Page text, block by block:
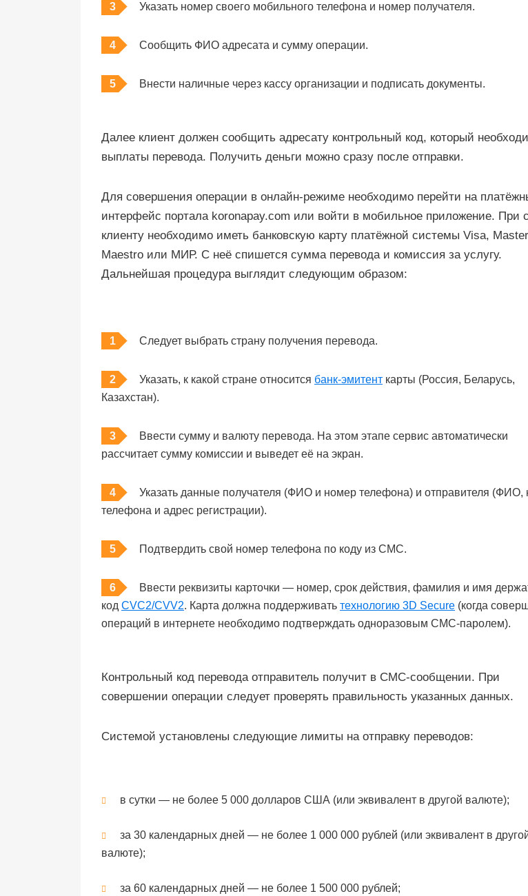
Указать номер своего мобильного телефона и номер получателя.
Сообщить ФИО адресата и сумму операции.
Внести наличные через кассу организации и подписать документы.
Далее клиент должен сообщить адресату контрольный код, который
выплаты перевода. Получить деньги можно сразу после отправки.
Для совершения операции в онлайн-режиме необходимо перейти на
интерфейс портала koronapay.com или войти в мобильное приложение. При
клиенту необходимо иметь банковскую карту платёжной системы Visa,
Maestro или МИР. С неё спишется сумма перевода и комиссия за услугу.
Дальнейшая процедура выглядит следующим образом:
Следует выбрать страну получения перевода.
Указать, к какой стране относится банк-эмитент карты (Россия, Беларусь,
Казахстан).
Ввести сумму и валюту перевода. На этом этапе сервис автоматически
рассчитает сумму комиссии и выведет её на экран.
Указать данные получателя (ФИО и номер телефона) и отправителя (ФИО,
телефона и адрес регистрации).
Подтвердить свой номер телефона по коду из СМС.
Ввести реквизиты карточки — номер, срок действия, фамилия и имя
код CVC2/CVV2. Карта должна поддерживать технологию 3D Secure (когда
операций в интернете необходимо подтверждать одноразовым СМС-паролем).
Контрольный код перевода отправитель получит в СМС-сообщении. При
совершении операции следует проверять правильность указанных данных.
Системой установлены следующие лимиты на отправку переводов:
в сутки — не более 5 000 долларов США (или эквивалент в другой валюте);
за 30 календарных дней — не более 1 000 000 рублей (или эквивалент в
валюте);
за 60 календарных дней — не более 1 500 000 рублей;